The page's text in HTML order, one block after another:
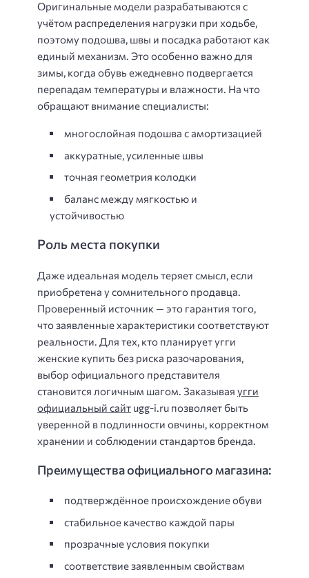
Оригинальные модели разрабатываются с
учётом распределения нагрузки при ходьбе,
поэтому подошва, швы и посадка работают как
единый механизм. Это особенно важно для
зимы, когда обувь ежедневно подвергается
перепадам температуры и влажности. На что
обращают внимание специалисты:
многослойная подошва с амортизацией
аккуратные, усиленные швы
точная геометрия колодки
баланс между мягкостью и
устойчивостью
Роль места покупки
Даже идеальная модель теряет смысл, если
приобретена у сомнительного продавца.
Проверенный источник — это гарантия того,
что заявленные характеристики соответствуют
реальности. Для тех, кто планирует угги
женские купить без риска разочарования,
выбор официального представителя
становится логичным шагом. Заказывая угги
официальный сайт ugg-i.ru позволяет быть
уверенной в подлинности овчины, корректном
хранении и соблюдении стандартов бренда.
Преимущества официального магазина:
подтверждённое происхождение обуви
стабильное качество каждой пары
прозрачные условия покупки
соответствие заявленным свойствам